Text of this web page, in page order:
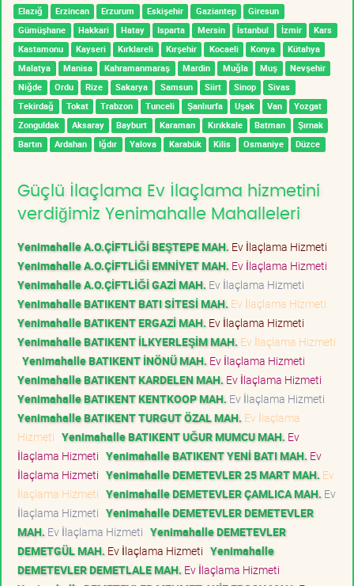
Elazığ Erzincan Erzurum Eskişehir Gaziantep
Giresun
Gümüşhane
Hakkari Hatay Isparta Mersin İstanbul İzmir
Kars
Kastamonu
Kayseri Kırklareli Kırşehir Kocaeli Konya
Kütahya
Malatya
Manisa Kahramanmaraş Mardin Muğla Muş
Nevşehir
Niğde
Ordu Rize Sakarya Samsun Siirt Sinop
Sivas
Tekirdağ
Tokat Trabzon Tunceli Şanlıurfa Uşak Van
Yozgat
Zonguldak
Aksaray Bayburt Karaman Kırıkkale Batman
Şırnak
Bartın
Ardahan Iğdır Yalova Karabük Kilis Osmaniye Düzce
Güçlü İlaçlama Ev İlaçlama hizmetini
verdiğimiz Yenimahalle Mahalleleri
Yenimahalle A.O.ÇİFTLİĞİ BEŞTEPE MAH. Ev İlaçlama Hizmeti
Yenimahalle A.O.ÇİFTLİĞİ EMNİYET MAH. Ev İlaçlama Hizmeti
Yenimahalle A.O.ÇİFTLİĞİ GAZİ MAH. Ev İlaçlama Hizmeti
Yenimahalle BATIKENT BATI SİTESİ MAH. Ev İlaçlama Hizmeti
Yenimahalle BATIKENT ERGAZİ MAH. Ev İlaçlama Hizmeti
Yenimahalle BATIKENT İLKYERLEŞİM MAH. Ev İlaçlama Hizmeti
Yenimahalle BATIKENT İNÖNÜ MAH. Ev İlaçlama Hizmeti
Yenimahalle BATIKENT KARDELEN MAH. Ev İlaçlama Hizmeti
Yenimahalle BATIKENT KENTKOOP MAH. Ev İlaçlama Hizmeti
Yenimahalle BATIKENT TURGUT ÖZAL MAH. Ev İlaçlama
Hizmeti Yenimahalle BATIKENT UĞUR MUMCU MAH. Ev
İlaçlama Hizmeti Yenimahalle BATIKENT YENİ BATI MAH. Ev
İlaçlama Hizmeti Yenimahalle DEMETEVLER 25 MART MAH. Ev
İlaçlama Hizmeti Yenimahalle DEMETEVLER ÇAMLICA MAH. Ev
İlaçlama Hizmeti Yenimahalle DEMETEVLER DEMETEVLER
MAH. Ev İlaçlama Hizmeti Yenimahalle DEMETEVLER
DEMETGÜL MAH. Ev İlaçlama Hizmeti Yenimahalle
DEMETEVLER DEMETLALE MAH. Ev İlaçlama Hizmeti